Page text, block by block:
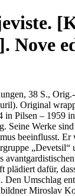
Nove
38 S.,
Original
Pilsen – 1959
Seine Werke
beeinflusst.
„Devetsil“
plädiert dafür,
Den Umschlag
Miroslav